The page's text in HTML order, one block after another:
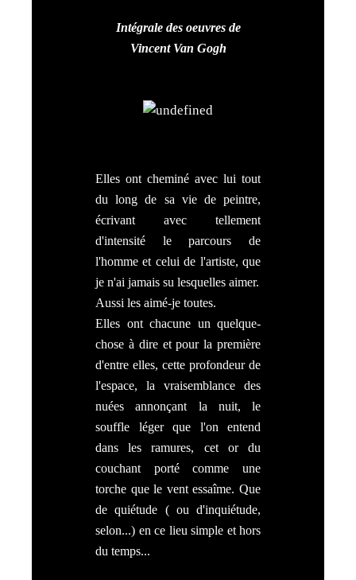
Intégrale des oeuvres de
Vincent Van Gogh
Elles ont cheminé avec lui tout
du long de sa vie de peintre,
écrivant avec tellement
d'intensité le parcours de
l'homme et celui de l'artiste, que
je n'ai jamais su lesquelles aimer.
Aussi les aimé-je toutes.
Elles ont chacune un quelque-
chose à dire et pour la première
d'entre elles, cette profondeur de
l'espace, la vraisemblance des
nuées annonçant la nuit, le
souffle léger que l'on entend
dans les ramures, cet or du
couchant porté comme une
torche que le vent essaîme. Que
de quiétude ( ou d'inquiétude,
selon...) en ce lieu simple et hors
du temps...